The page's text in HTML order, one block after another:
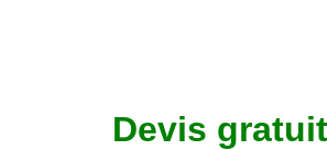
Devis